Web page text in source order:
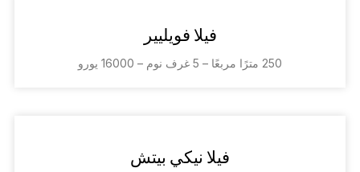
فيلا فويليير
250 مترًا مربعًا – 5 غرف نوم – 16000 يورو
فيلا نيكي بيتش